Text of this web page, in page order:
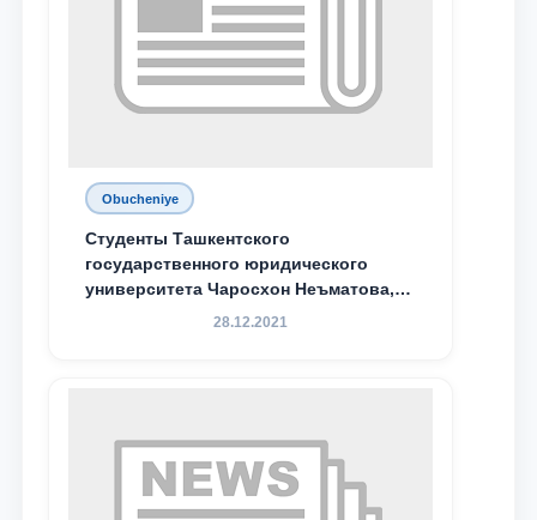
Obucheniye
Студенты Ташкентского
государственного юридического
университета Чаросхон Неъматова,
Севдо Хакимходжаева, Анбарой
специальной стипендии имени
Хадичи Сулеймановой.
28.12.2021